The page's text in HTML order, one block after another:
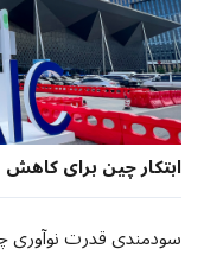
ابتکار چین برای
سودمندی قدرت نوآوری